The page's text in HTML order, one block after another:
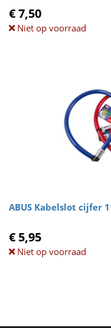
€ 7,50
Niet op voorraad
ABUS Kabelslot cijfer
€ 5,95
Niet op voorraad